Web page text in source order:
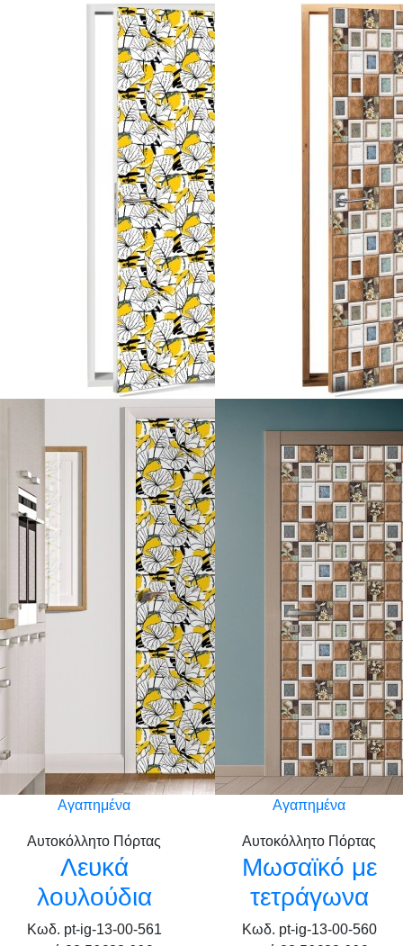
Αγαπημένα
Αυτοκόλλητο Πόρτας
Λευκά
λουλούδια
Κωδ. pt-ig-13-00-561
Αγαπημένα
Αυτοκόλλητο Πόρτας
Μωσαϊκό με
τετράγωνα
Κωδ. pt-ig-13-00-560